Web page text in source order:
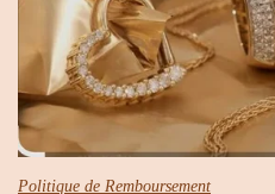
Politique de Remboursement